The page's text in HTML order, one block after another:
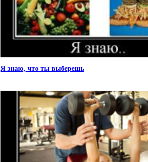
Я знаю, что ты выберешь